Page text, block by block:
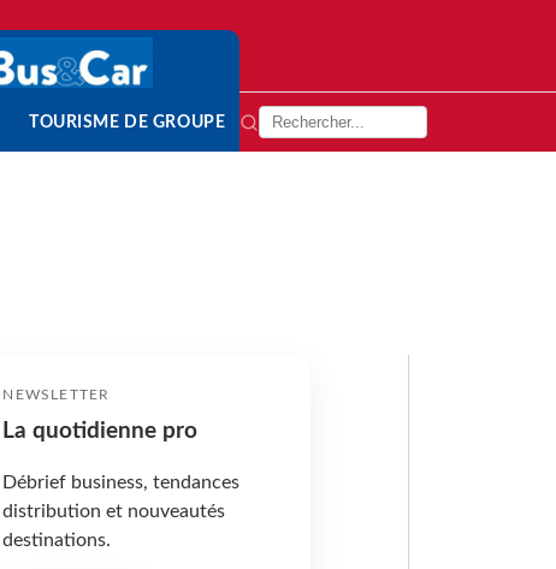
TOURISME DE GROUPE
NEWSLETTER
La quotidienne pro
Débrief business, tendances
distribution et nouveautés
destinations.